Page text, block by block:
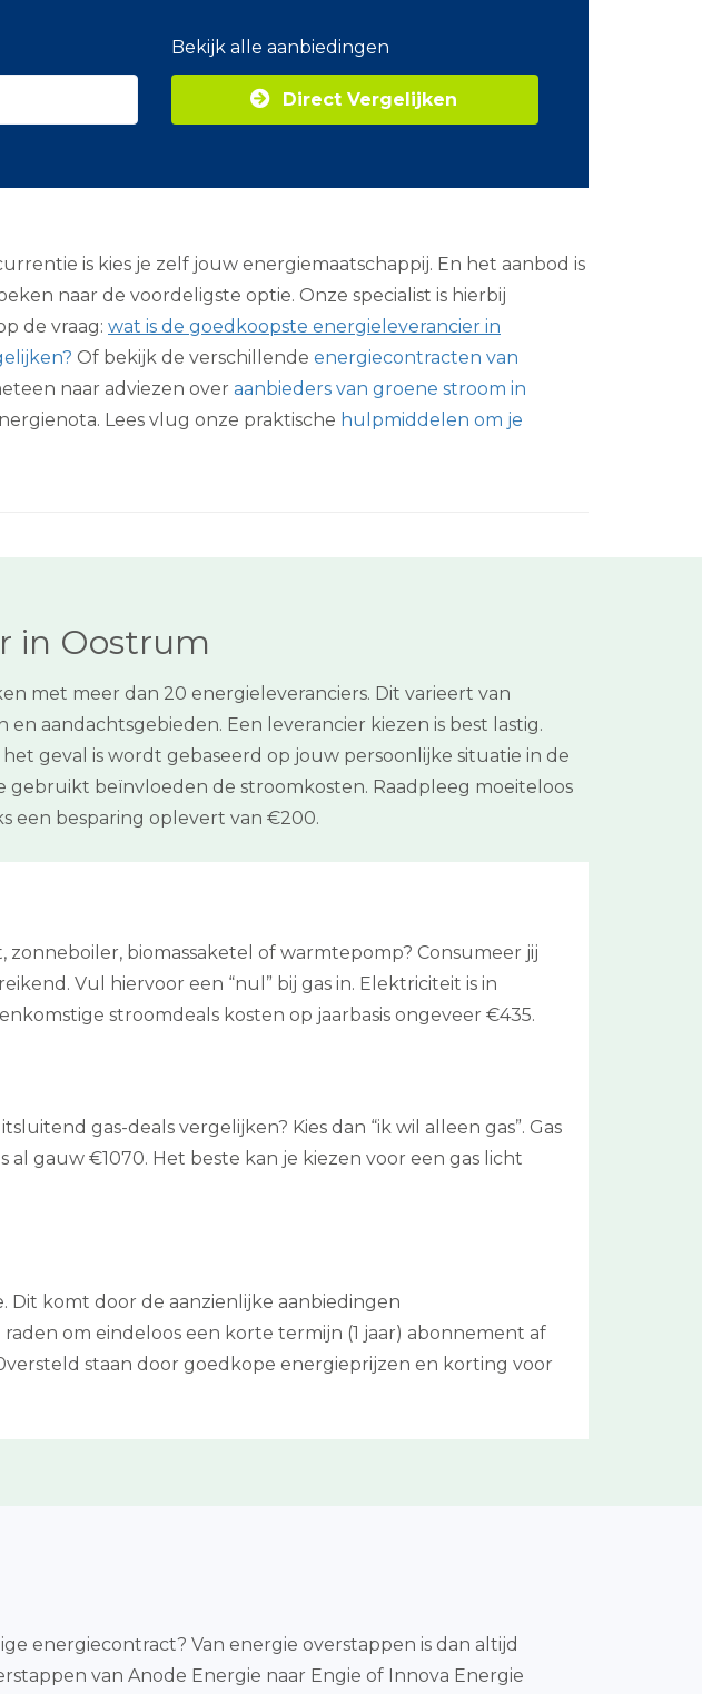
m
Z
j
n
e
g
i
Bekijk alle aanbiedingen
Direct Vergelijken
is kies je zelf jouw energiemaatschappij. En het aanbod is
naar de voordeligste optie. Onze specialist is hierbij
de vraag: wat is de goedkoopste energieleverancier in
Of bekijk de verschillende energiecontracten van
naar adviezen over aanbieders van groene stroom in
Lees vlug onze praktische hulpmiddelen om je
in Oostrum
met meer dan 20 energieleveranciers. Dit varieert van
aandachtsgebieden. Een leverancier kiezen is best lastig.
geval is wordt gebaseerd op jouw persoonlijke situatie in de
gebruikt beïnvloeden de stroomkosten. Raadpleeg moeiteloos
een besparing oplevert van €200.
biomassaketel of warmtepomp? Consumeer jij
Vul hiervoor een “nul” bij gas in. Elektriciteit is in
stroomdeals kosten op jaarbasis ongeveer €435.
gas-deals vergelijken? Kies dan “ik wil alleen gas”. Gas
gauw €1070. Het beste kan je kiezen voor een gas licht
Dit komt door de aanzienlijke aanbiedingen
om eindeloos een korte termijn (1 jaar) abonnement af
staan door goedkope energieprijzen en korting voor
energiecontract? Van energie overstappen is dan altijd
van Anode Energie naar Engie of Innova Energie